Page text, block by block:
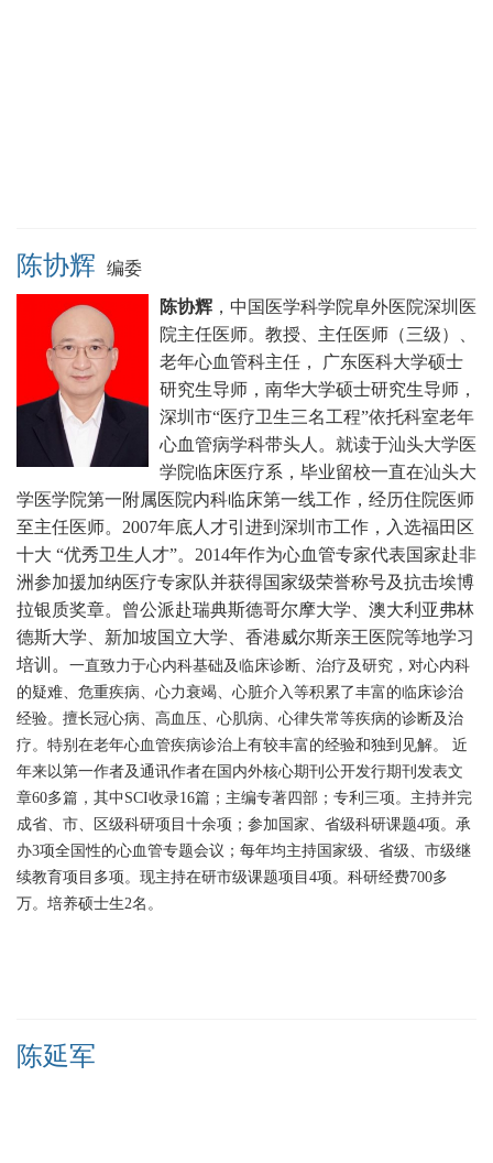
陈协辉 编委
陈协辉 ，中国医学科学院阜外医院深圳医
院主任医师。 教授、主任医师（三级）、
老年心血管科主任， 广东医科大学硕士
研究生导师，南华大学硕士研究生导师，
深圳市“医疗卫生三名工程”依托科室老年
心血管病学科带头人。就读于汕头大学医
学院临床医疗系，毕业留校一直在汕头大
学医学院第一附属医院内科临床第一线工作，经历住院医师
至主任医师。2007年底人才引进到深圳市工作，入选福田区
十大 “优秀卫生人才”。2014年作为心血管专家代表国家赴非
洲参加援加纳医疗专家队并获得国家级荣誉称号及抗击埃博
拉银质奖章。曾公派赴瑞典斯德哥尔摩大学、澳大利亚弗林
德斯大学、新加坡国立大学、香港威尔斯亲王医院等地学习
培训。 一直致力于心内科基础及临床诊断、治疗及研究，对心内科
的疑难、危重疾病、心力衰竭、心脏介入等积累了丰富的临床诊治
经验。擅长冠心病、高血压、心肌病、心律失常等疾病的诊断及治
疗。特别在老年心血管疾病诊治上有较丰富的经验和独到见解。 近
年来以第一作者及通讯作者在国内外核心期刊公开发行期刊发表文
章60多篇，其中SCI收录16篇；主编专著四部；专利三项。主持并完
成省、市、区级科研项目十余项；参加国家、省级科研课题4项。承
办3项全国性的心血管专题会议；每年均主持国家级、省级、市级继
续教育项目多项。现主持在研市级课题项目4项。科研经费700多
万。培养硕士生2名。
陈延军